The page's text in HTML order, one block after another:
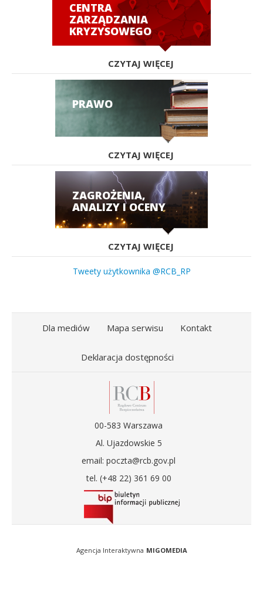
CENTRA
ZARZĄDZANIA
KRYZYSOWEGO
CZYTAJ WIĘCEJ
PRAWO
CZYTAJ WIĘCEJ
ZAGROŻENIA,
ANALIZY I OCENY
CZYTAJ WIĘCEJ
Tweety użytkownika @RCB_RP
Dla mediów Mapa serwisu Kontakt
Deklaracja dostępności
00-583 Warszawa
Al. Ujazdowskie 5
email: poczta@rcb.gov.pl
tel. (+48 22) 361 69 00
Agencja Interaktywna MIGOMEDIA